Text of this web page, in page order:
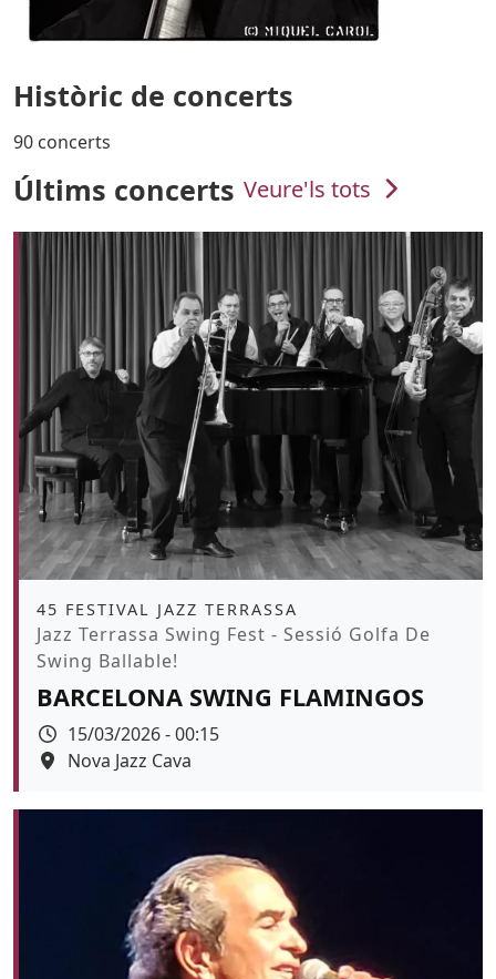
Històric de concerts
90 concerts
Últims concerts Veure'ls tots
Àmbit
45 FESTIVAL JAZZ TERRASSA
Promoció
Jazz Terrassa Swing Fest - Sessió Golfa De
Swing Ballable!
BARCELONA SWING FLAMINGOS
Data
15/03/2026 - 00:15
Espai
Nova Jazz Cava